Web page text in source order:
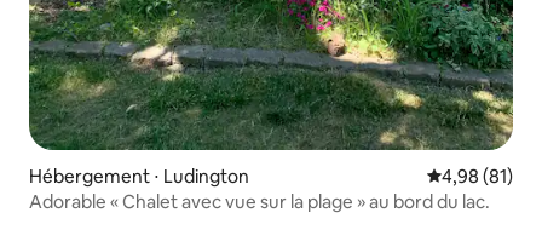
Hébergement ⋅ Ludington Évaluation
4,98 (81)
Adorable « Chalet avec vue sur la plage » au bord du lac.